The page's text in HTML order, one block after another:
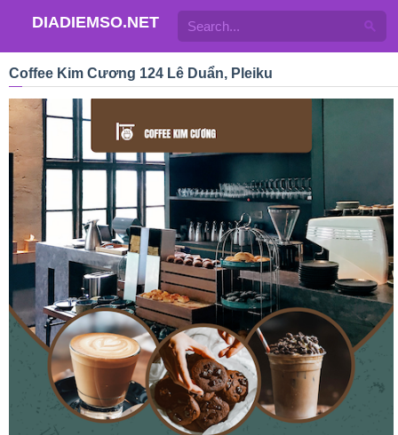
DIADIEMSO.NET
Coffee Kim Cương 124 Lê Duẩn, Pleiku